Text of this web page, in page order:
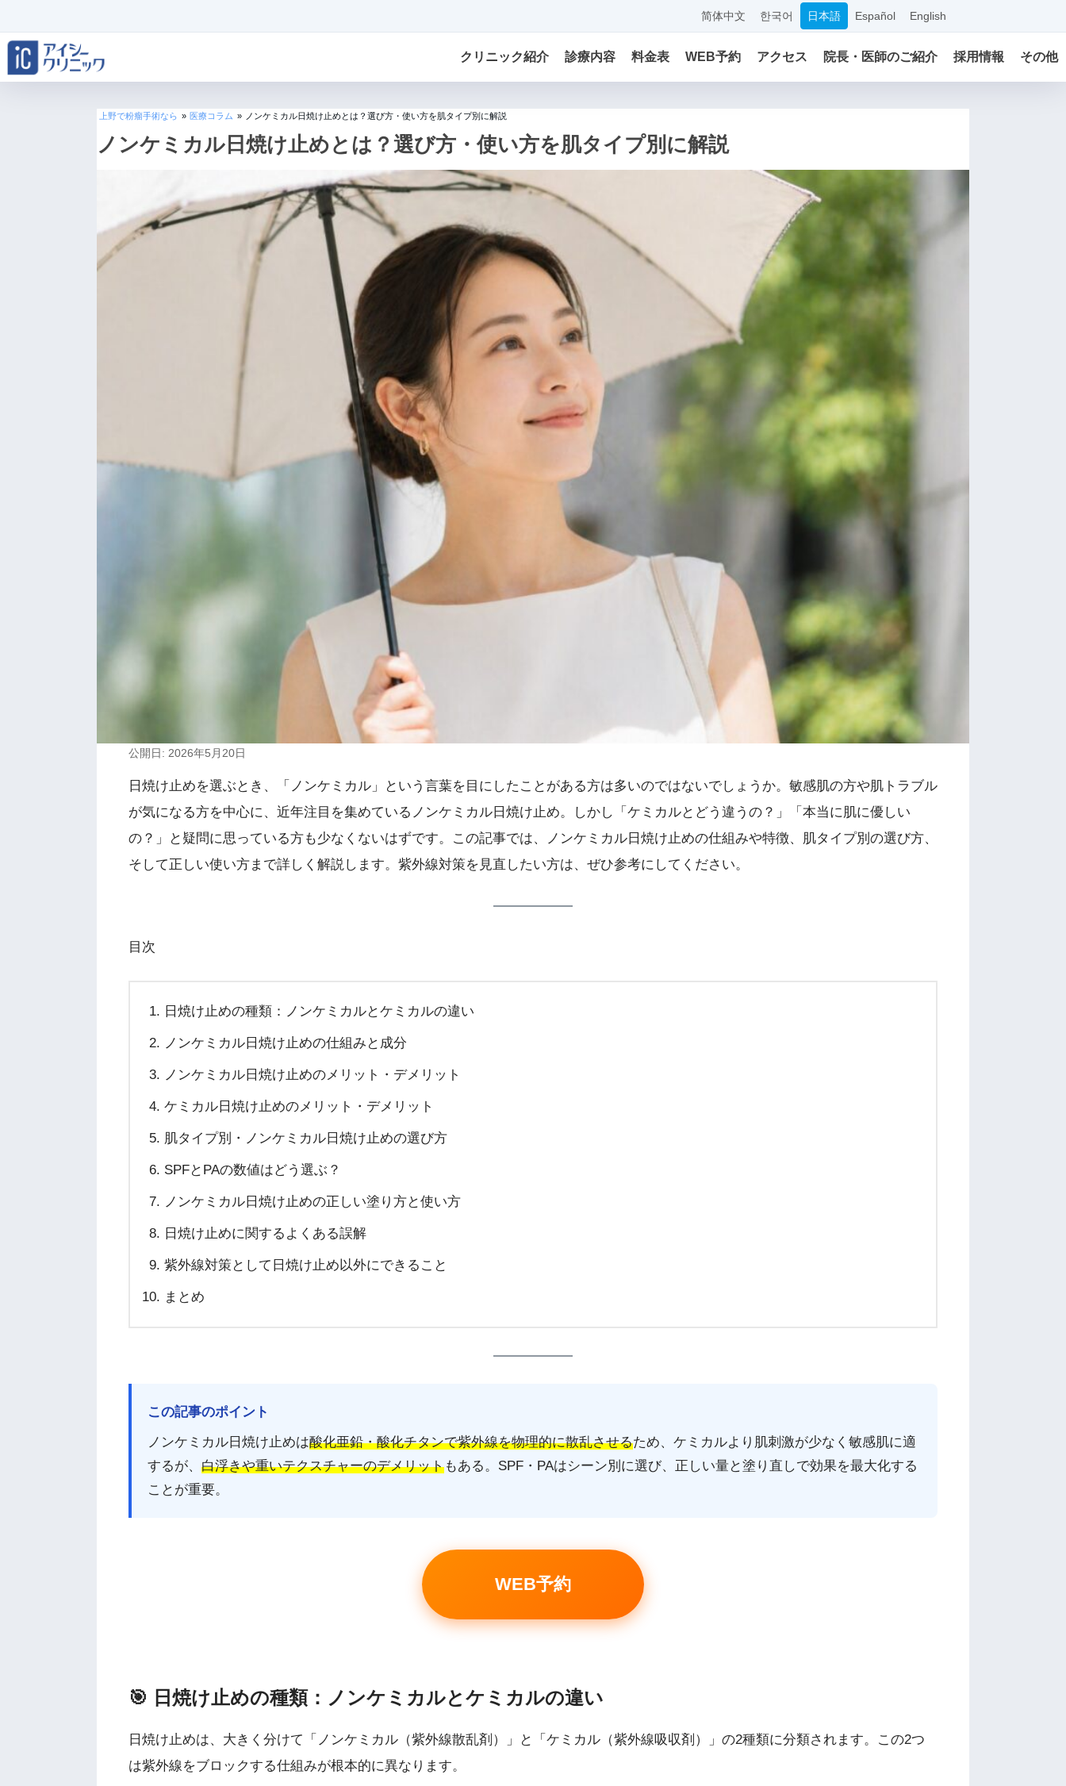
简体中文 한국어 日本語 Español English
クリニック紹介 診療内容 料金表 WEB予約 アクセス 院長・医師のご紹介 採用情報 その他
上野で粉瘤手術なら » 医療コラム » ノンケミカル日焼け止めとは？選び方・使い方を肌タイプ別に解説
ノンケミカル日焼け止めとは？選び方・使い方を肌タイプ別に解説
公開日: 2026年5月20日
日焼け止めを選ぶとき、「ノンケミカル」という言葉を目にしたことがある方は多いのではないでしょうか。敏感肌の方や肌トラブル
が気になる方を中心に、近年注目を集めているノンケミカル日焼け止め。しかし「ケミカルとどう違うの？」「本当に肌に優しい
の？」と疑問に思っている方も少なくないはずです。この記事では、ノンケミカル日焼け止めの仕組みや特徴、肌タイプ別の選び方、
そして正しい使い方まで詳しく解説します。紫外線対策を見直したい方は、ぜひ参考にしてください。
目次
日焼け止めの種類：ノンケミカルとケミカルの違い
ノンケミカル日焼け止めの仕組みと成分
ノンケミカル日焼け止めのメリット・デメリット
ケミカル日焼け止めのメリット・デメリット
肌タイプ別・ノンケミカル日焼け止めの選び方
SPFとPAの数値はどう選ぶ？
ノンケミカル日焼け止めの正しい塗り方と使い方
日焼け止めに関するよくある誤解
紫外線対策として日焼け止め以外にできること
まとめ
この記事のポイント
ノンケミカル日焼け止めは酸化亜鉛・酸化チタンで紫外線を物理的に散乱させるため、ケミカルより肌刺激が少なく敏感肌に適
するが、 白浮きや重いテクスチャーのデメリットもある。SPF・PAはシーン別に選び、正しい量と塗り直しで効果を最大化する
ことが重要。
WEB予約
🎯 日焼け止めの種類：ノンケミカルとケミカルの違い
日焼け止めは、大きく分けて「ノンケミカル（紫外線散乱剤）」と「ケミカル（紫外線吸収剤）」の2種類に分類されます。この2つ
は紫外線をブロックする仕組みが根本的に異なります。